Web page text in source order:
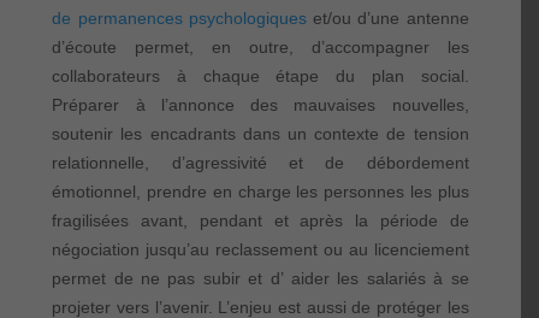
de permanences psychologiqueset/ou d’une antenne
d’écoute permet, en outre, d’accompagner les
collaborateurs à chaque étape du plan social.
Préparer à l’annonce des mauvaises nouvelles,
soutenir les encadrants dans un contexte de tension
relationnelle, d’agressivité et de débordement
émotionnel, prendre en charge les personnes les plus
fragilisées avant, pendant et après la période de
négociation jusqu’au reclassement ou au licenciement
permet de ne pas subir et d’ aider les salariés à se
projeter vers l’avenir. L’enjeu est aussi de protéger les